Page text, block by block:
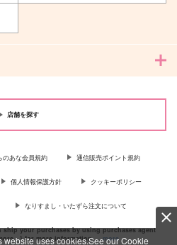
website uses cookies.See our Cookie
店舗を探す
のあな会員規約 通信販売ポイント規約
個人情報保護方針 クッキーポリシー
なりすまし・いたずら注文について
ship your purchases by using purchases agent
for more information …more